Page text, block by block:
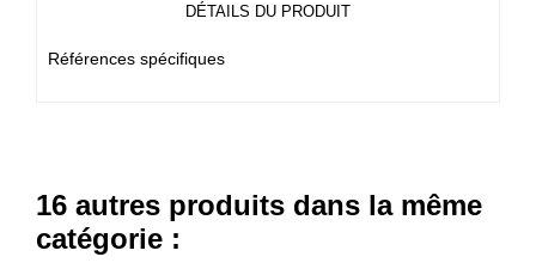
DÉTAILS DU PRODUIT
Références spécifiques
16 autres produits dans la même
catégorie :